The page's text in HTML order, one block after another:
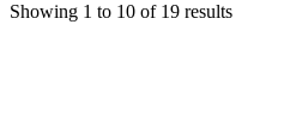
Showing 1 to 10 of 19 results